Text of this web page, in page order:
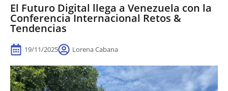
El Futuro Digital llega a Venezuela con la
Conferencia Internacional Retos &
Tendencias
19/11/2025 Lorena Cabana